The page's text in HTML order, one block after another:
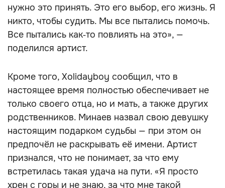
нужно это принять. Это его выбор, его жизнь. Я
никто, чтобы судить. Мы все пытались помочь.
Все пытались как‑то повлиять на это», —
поделился артист.
Кроме того, Xolidayboy сообщил, что в
настоящее время полностью обеспечивает не
только своего отца, но и мать, а также других
родственников. Минаев назвал свою девушку
настоящим подарком судьбы — при этом он
предпочёл не раскрывать её имени. Артист
признался, что не понимает, за что ему
встретилась такая удача на пути. «Я просто
хрен с горы и не знаю, за что мне такой